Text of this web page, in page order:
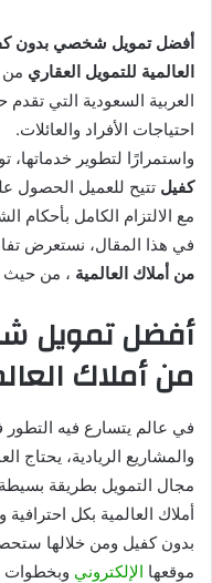
أفضل تمويل شخصي بدون
العالمية للتمويل العقاري من
العربية السعودية التي
احتياجات الأفراد والعائلات.
واستمرارًا لتطوير خدماتها،
كفيل تتيح للعميل الحصول
مع الالتزام الكامل بأحكام
في هذا المقال، نستعرض
من أملاك العالمية ، من حيث
أفضل تمويل
من أملاك
في عالم يتسارع فيه التطور
والمشاريع الريادية، يحتاج
مجال التمويل بطريقة
أملاك العالمية بكل
بدون كفيل ومن خلالها
موقعها الإلكتروني وبخطوات